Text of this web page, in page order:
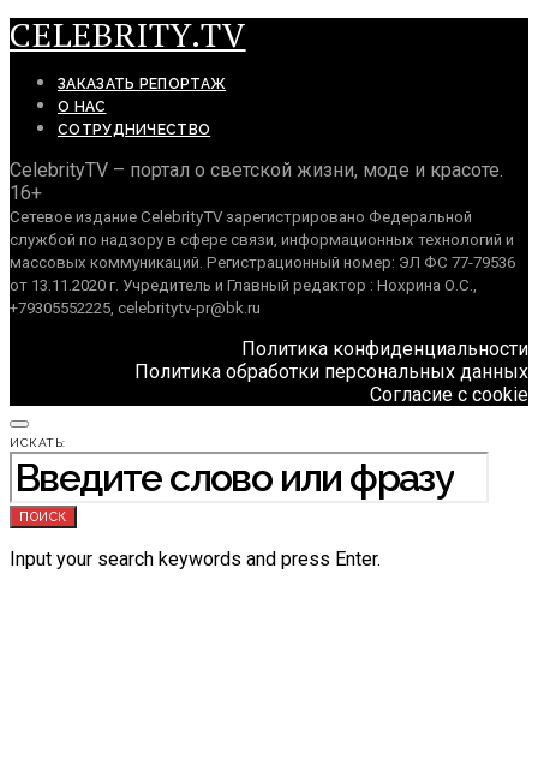
CELEBRITY.TV
ЗАКАЗАТЬ РЕПОРТАЖ
О НАС
СОТРУДНИЧЕСТВО
CelebrityTV – портал о светской жизни, моде и красоте.
16+
Сетевое издание CelebrityTV зарегистрировано Федеральной
службой по надзору в сфере связи, информационных технологий и
массовых коммуникаций. Регистрационный номер: ЭЛ ФС 77-79536
от 13.11.2020 г. Учредитель и Главный редактор : Нохрина О.С.,
+79305552225, celebritytv-pr@bk.ru
Политика конфиденциальности
Политика обработки персональных данных
Согласие с cookie
ИСКАТЬ:
ПОИСК
Input your search keywords and press Enter.